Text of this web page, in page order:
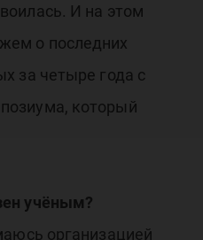
И на этом
о последних
за четыре года с
который
учёным?
организацией